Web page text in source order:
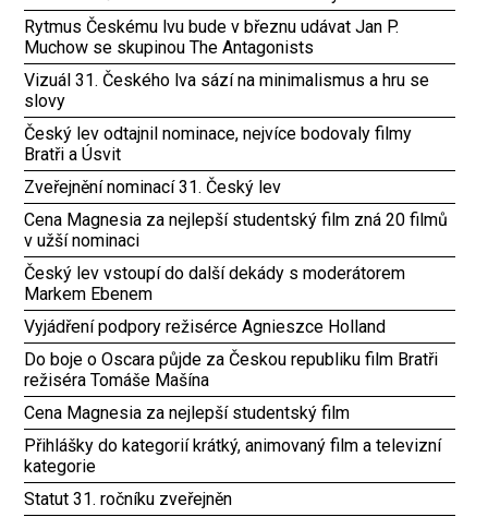
Rytmus Českému lvu bude v březnu udávat Jan P.
Muchow se skupinou The Antagonists
Vizuál 31. Českého lva sází na minimalismus a hru se
slovy
Český lev odtajnil nominace, nejvíce bodovaly filmy
Bratři a Úsvit
Zveřejnění nominací 31. Český lev
Cena Magnesia za nejlepší studentský film zná 20 filmů
v užší nominaci
Český lev vstoupí do další dekády s moderátorem
Markem Ebenem
Vyjádření podpory režisérce Agnieszce Holland
Do boje o Oscara půjde za Českou republiku film Bratři
režiséra Tomáše Mašína
Cena Magnesia za nejlepší studentský film
Přihlášky do kategorií krátký, animovaný film a televizní
kategorie
Statut 31. ročníku zveřejněn